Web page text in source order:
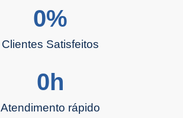
Clientes Satisfeitos
0%
Atendimento rápido
0h